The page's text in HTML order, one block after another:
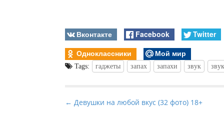
Вконтакте Facebook
Twitter
Одноклассники
Мой мир
Tags: гаджеты запах запахи звук
P
← Девушки на любой вкус (32 фото) 18+